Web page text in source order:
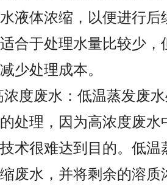
液体浓缩，以便进行后
合于处理水量比较少，
少处理成本。
浓度废水：低温蒸发废
处理，因为高浓度废水
术很难达到目的。低温
废水，并将剩余的溶质